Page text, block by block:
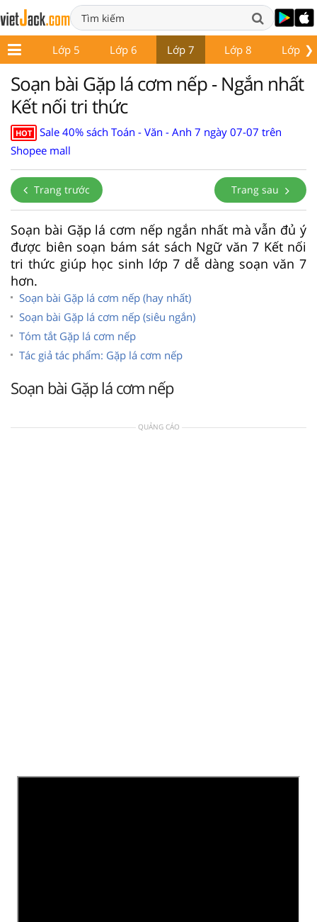
❯
4 Lớp 5 Lớp 6 Lớp 7 Lớp 8 Lớp 9
Soạn bài Gặp lá cơm nếp - Ngắn nhất
Kết nối tri thức
HOT
Sale 40% sách Toán - Văn - Anh 7 ngày 07-07 trên
Shopee mall
Trang trước Trang sau
Soạn bài Gặp lá cơm nếp ngắn nhất mà vẫn đủ ý
được biên soạn bám sát sách Ngữ văn 7 Kết nối
tri thức giúp học sinh lớp 7 dễ dàng soạn văn 7
hơn.
Soạn bài Gặp lá cơm nếp (hay nhất)
Soạn bài Gặp lá cơm nếp (siêu ngắn)
Tóm tắt Gặp lá cơm nếp
Tác giả tác phẩm: Gặp lá cơm nếp
Soạn bài Gặp lá cơm nếp
QUẢNG CÁO